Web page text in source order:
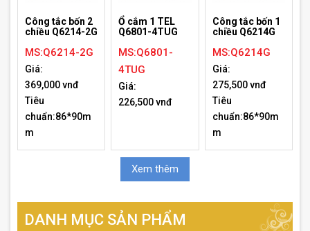
Công tắc bốn 2
chiều Q6214-2G
MS:Q6214-2G
Giá:
369,000 vnđ
Tiêu
chuẩn:86*90m
m
Ổ cắm 1 TEL
Q6801-4TUG
MS:Q6801-
4TUG
Giá:
226,500 vnđ
Công tắc bốn 1
chiều Q6214G
MS:Q6214G
Giá:
275,500 vnđ
Tiêu
chuẩn:86*90m
m
Xem thêm
DANH MỤC SẢN PHẨM